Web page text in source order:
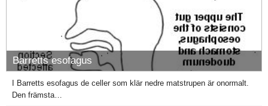
Barretts esofagus
I Barretts esofagus de celler som klär nedre matstrupen är onormalt.
Den främsta…